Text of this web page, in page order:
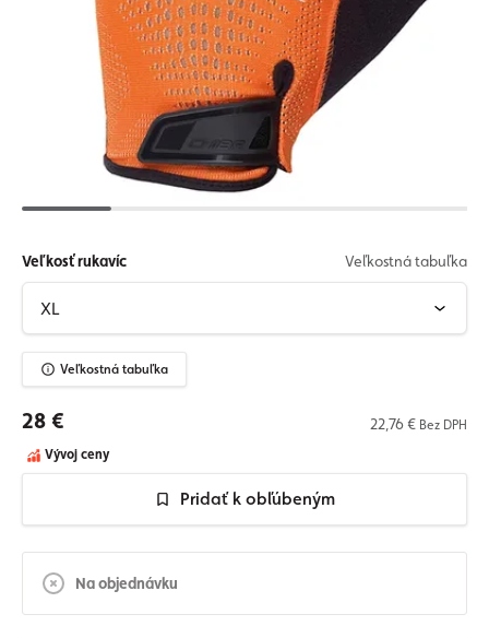
Veľkosť rukavíc Veľkostná tabuľka
Veľkostná tabuľka
28 € 22,76 € Bez DPH
Vývoj ceny
Pridať k obľúbeným
Na objednávku